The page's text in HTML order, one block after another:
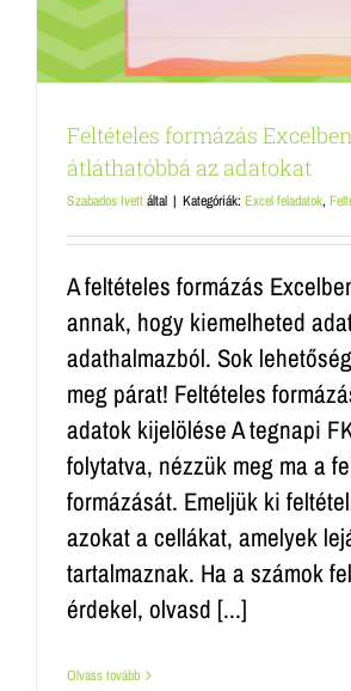
Feltételes formázás
átláthatóbbá az adatokat
Szabados Ivettáltal | Kategóriák: Excel feladatok,
A feltételes formázás
annak, hogy kiemelheted
adathalmazból. Sok
meg párat! Feltételes
adatok kijelölése A tegnapi
folytatva, nézzük meg ma a
formázását. Emeljük ki
azokat a cellákat, amelyek
tartalmaznak. Ha a számok
érdekel, olvasd [...]
Olvass tovább